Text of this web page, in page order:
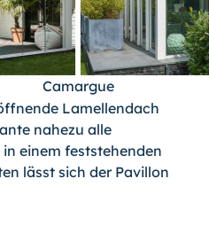
Camargue
Lamellendach
nahezu alle
einem feststehenden
lässt sich der Pavillon